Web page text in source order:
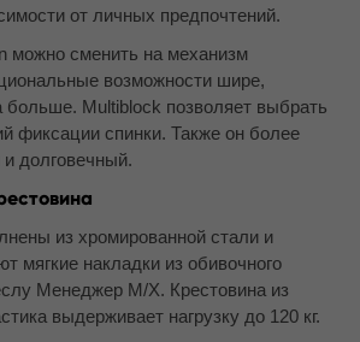
от личных предпочтений.
можно сменить на механизм
возможности шире,
больше. Multiblock позволяет выбрать
фиксации спинки. Также он более
долговечный.
из хромированной стали и
мягкие накладки из обивочного
Менеджер M/Х. Крестовина из
выдерживает нагрузку до 120 кг.